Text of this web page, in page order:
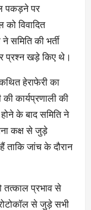
पकड़ने पर
को विवादित
समिति की भर्ती
प्रश्न खड़े किए थे।
हेराफेरी का
कार्यप्रणाली की
के बाद समिति ने
कक्ष से जुड़े
ताकि जांच के दौरान
तत्काल प्रभाव से
से जुड़े सभी